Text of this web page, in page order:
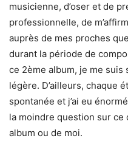
musicienne, d’oser et de
professionnelle, de
auprès de mes proches
durant la période de
ce 2ème album, je me
légère. D’ailleurs, chaque
spontanée et j’ai eu
la moindre question sur ce
album ou de moi.